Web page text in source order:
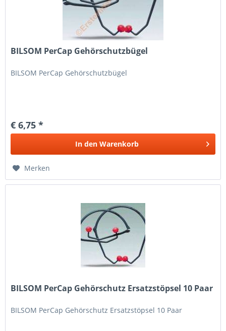
BILSOM PerCap Gehörschutzbügel
BILSOM PerCap Gehörschutzbügel
€ 6,75 *
In den Warenkorb
Merken
BILSOM PerCap Gehörschutz Ersatzstöpsel 10 Paar
BILSOM PerCap Gehörschutz Ersatzstöpsel 10 Paar